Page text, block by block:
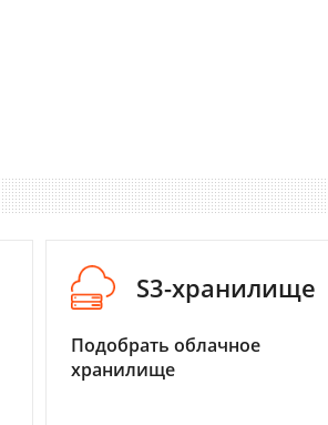
S3-хранилище
Подобрать облачное
хранилище